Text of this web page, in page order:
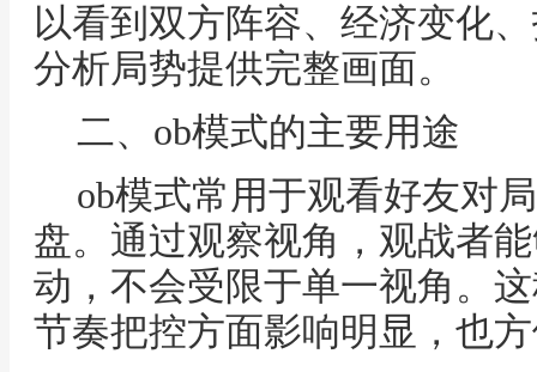
以看到双方阵容、经济变化
分析局势提供完整画面。
二、ob模式的主要用途
ob模式常用于观看好友对
盘。通过观察视角，观战者
动，不会受限于单一视角。
节奏把控方面影响明显，也